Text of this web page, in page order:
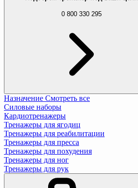
0 800 330 295
Назначение Смотреть все
Силовые наборы
Кардиотренажеры
Тренажеры для ягодиц
Тренажеры для реабилитации
Тренажеры для пресса
Тренажеры для похудения
Тренажеры для ног
Тренажеры для рук